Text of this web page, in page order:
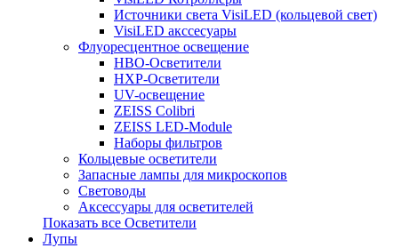
Источники света VisiLED (кольцевой свет)
VisiLED акссесуары
Флуоресцентное освещение
HBO-Осветители
HXP-Осветители
UV-освещение
ZEISS Colibri
ZEISS LED-Module
Наборы фильтров
Кольцевые осветители
Запасные лампы для микроскопов
Световоды
Аксессуары для осветителей
Показать все Осветители
Лупы